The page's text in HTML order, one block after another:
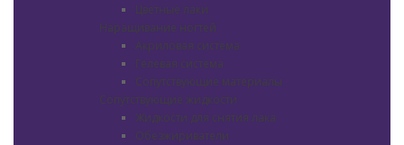
Цветные лаки
Наращивание ногтей
Акриловая система
Гелевая система
Сопутствующие материалы
Сопутствующие жидкости
Жидкости для снятия лака
Обезжириватели